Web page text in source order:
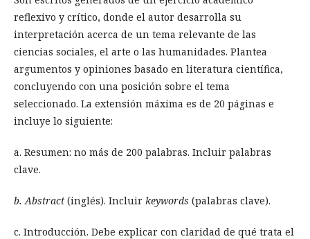
reflexivo y crítico, donde el autor desarrolla su
interpretación acerca de un tema relevante de las
ciencias sociales, el arte o las humanidades. Plantea
argumentos y opiniones basado en literatura científica,
concluyendo con una posición sobre el tema
seleccionado. La extensión máxima es de 20 páginas e
incluye lo siguiente:
a. Resumen: no más de 200 palabras. Incluir palabras
clave.
b. Abstract (inglés). Incluir keywords (palabras clave).
c. Introducción. Debe explicar con claridad de qué trata el